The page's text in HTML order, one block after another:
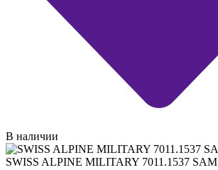
В наличии
SWISS ALPINE MILITARY 7011.1537 SAM